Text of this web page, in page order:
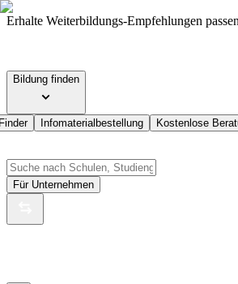
Erhalte Weiterbildungs-Empfehlungen
Bildung finden
Infomaterialbestellung Kostenlose
Für Unternehmen